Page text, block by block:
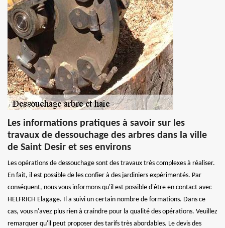
Les informations pratiques à savoir sur les
travaux de dessouchage des arbres dans la ville
de Saint Desir et ses environs
Les opérations de dessouchage sont des travaux très complexes à réaliser.
En fait, il est possible de les confier à des jardiniers expérimentés. Par
conséquent, nous vous informons qu'il est possible d'être en contact avec
HELFRICH Elagage. Il a suivi un certain nombre de formations. Dans ce
cas, vous n'avez plus rien à craindre pour la qualité des opérations. Veuillez
remarquer qu'il peut proposer des tarifs très abordables. Le devis des